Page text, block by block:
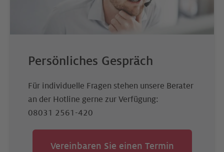
Persönliches Gespräch
Für individuelle Fragen stehen unsere Berater
an der Hotline gerne zur Verfügung:
08031 2561-420
Vereinbaren Sie einen Termin